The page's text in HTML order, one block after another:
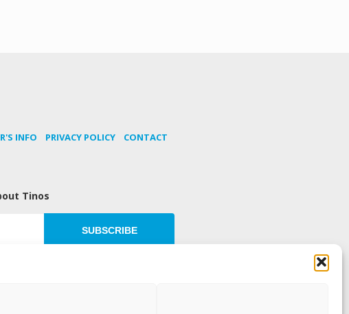
INFO PRIVACY POLICY CONTACT
Tinos
SUBSCRIBE